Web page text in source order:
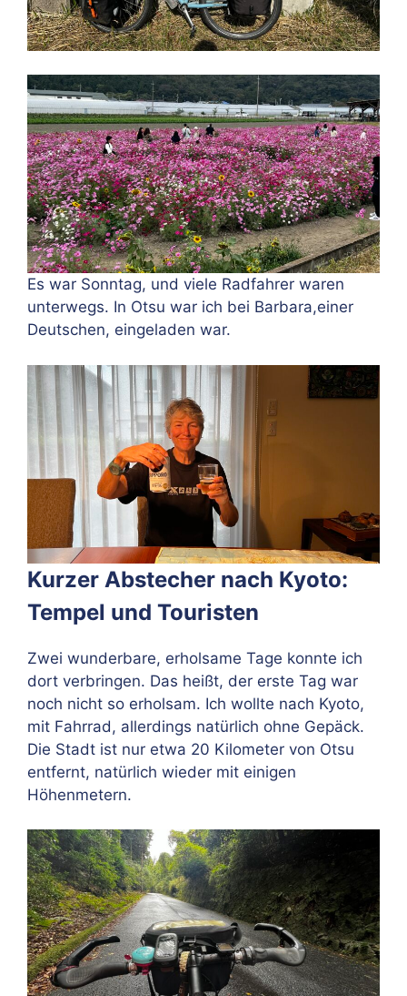
Es war Sonntag, und viele Radfahrer waren
unterwegs. In Otsu war ich bei Barbara,einer
Deutschen, eingeladen war.
Kurzer Abstecher nach Kyoto:
Tempel und Touristen
Zwei wunderbare, erholsame Tage konnte ich
dort verbringen. Das heißt, der erste Tag war
noch nicht so erholsam. Ich wollte nach Kyoto,
mit Fahrrad, allerdings natürlich ohne Gepäck.
Die Stadt ist nur etwa 20 Kilometer von Otsu
entfernt, natürlich wieder mit einigen
Höhenmetern.